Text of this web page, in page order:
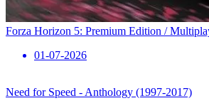
Forza Horizon 5: Premium Edition /
01-07-2026
Need for Speed ​​- Anthology (1997-2017)